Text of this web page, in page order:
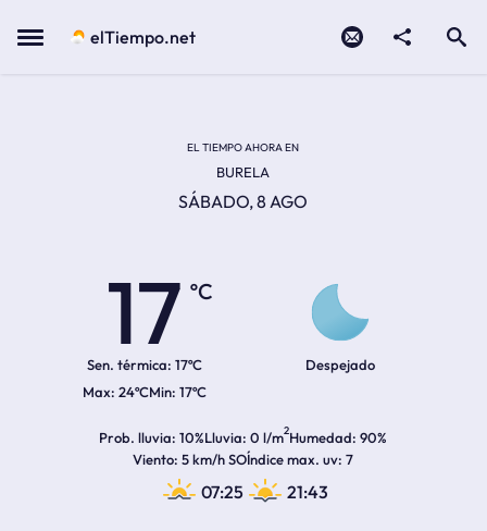
Menu elTiempo.net
EL TIEMPO AHORA EN
BURELA
SÁBADO, 8 AGO
17
ºC
Sen. térmica: 17ºC
24ºC 17ºC
Despejado
Prob. lluvia 10%Lluvia 0 l/m2Humedad 90%
Viento 5 km/h SOÍndice max. uv 7
07:25 21:43